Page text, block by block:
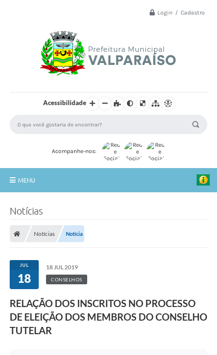
Login / Cadastro
Acessibilidade
Acompanhe-nos:
MENU
SECRETARIA E DEPARTAMENTOS
Planos Municipais
Transparência
Editais
Notícias
Notícias Notícia
JUL
18
18 JUL 2019
CONSELHOS
RELAÇÃO DOS INSCRITOS NO PROCESSO
DE ELEIÇÃO DOS MEMBROS DO CONSELHO
TUTELAR